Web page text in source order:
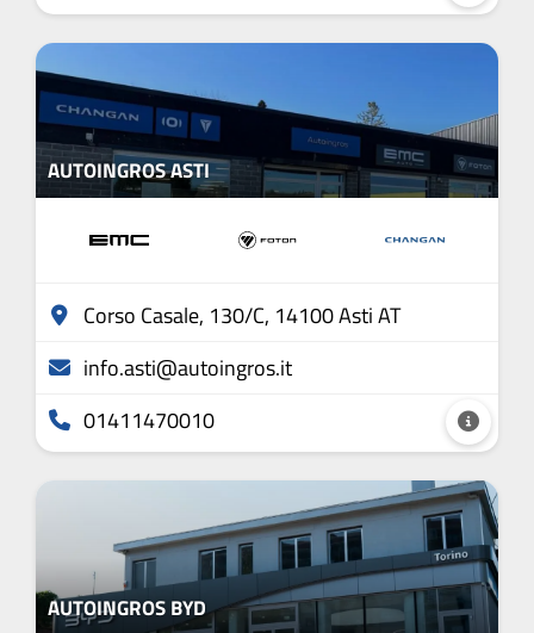
AUTOINGROS ASTI
Corso Casale, 130/C, 14100 Asti AT
info.asti@autoingros.it
01411470010
AUTOINGROS BYD